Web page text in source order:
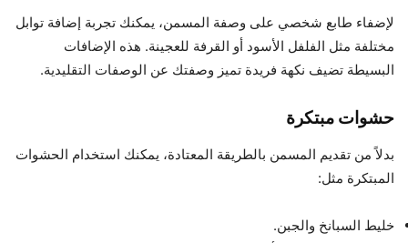
لإضفاء طابع شخصي على وصفة المسمن، يمكنك تجربة إضافة توابل
مختلفة مثل الفلفل الأسود أو القرفة للعجينة. هذه الإضافات
البسيطة تضيف نكهة فريدة تميز وصفتك عن الوصفات التقليدية.
حشوات مبتكرة
بدلاً من تقديم المسمن بالطريقة المعتادة، يمكنك استخدام الحشوات
المبتكرة مثل:
خليط السبانخ والجبن.